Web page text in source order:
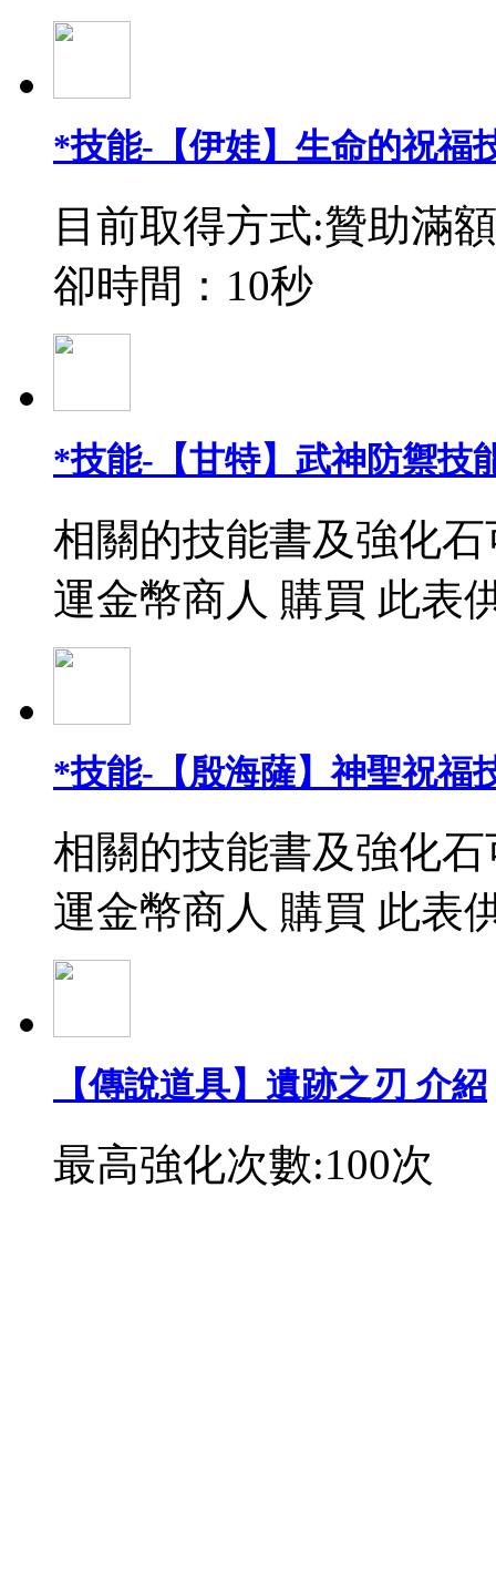
*技能-【伊娃】生命的祝福
目前取得方式:贊助滿
卻時間：10秒
*技能-【甘特】武神防禦技
相關的技能書及強化
運金幣商人 購買 此表
*技能-【殷海薩】神聖祝福
相關的技能書及強化
運金幣商人 購買 此表
【傳說道具】遺跡之刃 介紹
最高強化次數:100次